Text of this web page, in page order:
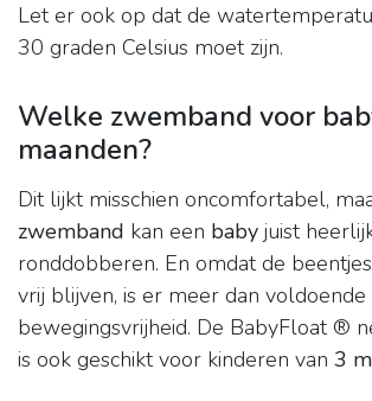
Let er ook op dat de
30 graden Celsius moet zijn.
Welke zwemband voor
maanden?
Dit lijkt misschien oncomfortabel,
zwemband kan een baby juist
ronddobberen. En omdat de
vrij blijven, is er meer dan voldoende
bewegingsvrijheid. De BabyFloat ®
is ook geschikt voor kinderen van 3